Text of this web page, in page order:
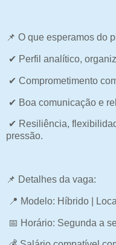
📌 O que esperamos do
✔ Perfil analítico,
✔ Comprometimento
✔ Boa comunicação e
✔ Resiliência,
pressão.
📌 Detalhes da vaga:
📍 Modelo: Híbrido |
📅 Horário: Segunda a